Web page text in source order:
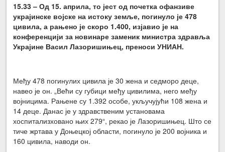
15.33 – Од 15. априла, то јест од почетка офанзиве
украјинске војске на истоку земље, погинуло је 478
цивила, а рањено је скоро 1.400, изјавио је на
конференцији за новинаре заменик министра здравља
Украјине Васил Лазоришињец, преноси УНИАН.
Међу 478 погинулих цивила је 30 жена и седморо деце,
навео је он. „Већи су губици међу цивилима, него међу
војницима. Рањене су 1.392 особе, укључујући 108 жена и
14 деце. Данас је у здравственим установама
хоспитализховано њих 279“, рекао је Лазоришињец. Што се
тиче жртава у Доњецкој области, погинуло је 200 војника и
160 цивила, наводи он.